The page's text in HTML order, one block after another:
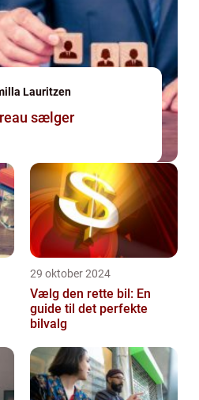
Lauritzen
sælger
29 oktober 2024
Vælg den rette bil: En
guide til det perfekte
bilvalg